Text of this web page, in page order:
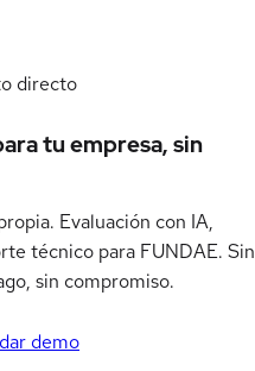
directo
tu empresa, sin
Evaluación con IA,
técnico para FUNDAE. Sin
sin compromiso.
demo